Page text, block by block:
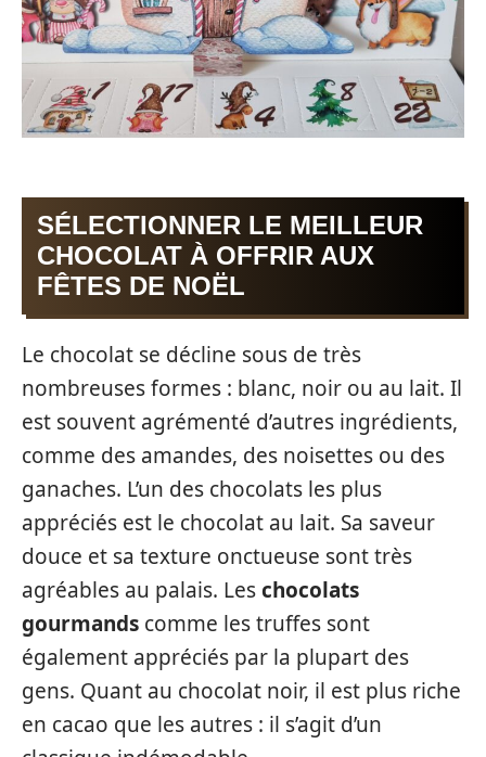
SÉLECTIONNER LE MEILLEUR
CHOCOLAT À OFFRIR AUX
FÊTES DE NOËL
Le chocolat se décline sous de très
nombreuses formes : blanc, noir ou au lait. Il
est souvent agrémenté d’autres ingrédients,
comme des amandes, des noisettes ou des
ganaches. L’un des chocolats les plus
appréciés est le chocolat au lait. Sa saveur
douce et sa texture onctueuse sont très
agréables au palais. Leschocolats
gourmands comme les truffes sont
également appréciés par la plupart des
gens. Quant au chocolat noir, il est plus riche
en cacao que les autres : il s’agit d’un